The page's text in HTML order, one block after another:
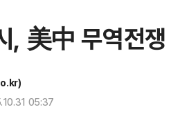
, 美中 무역전
05:37